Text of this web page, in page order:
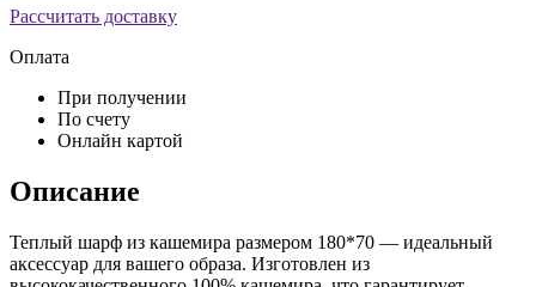
Рассчитать доставку
Оплата
При получении
По счету
Онлайн картой
Описание
Теплый шарф из кашемира размером 180*70 — идеальный
аксессуар для вашего образа. Изготовлен из